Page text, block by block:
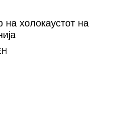
на холокаустот на